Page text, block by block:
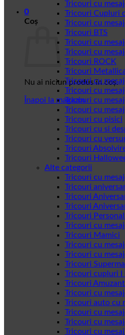
0
Coș
Nu ai niciun produs în coș.
Înapoi la magazin
Tricouri cu
Tricouri Cupluri
Tricouri cu
Tricouri BTS
Tricouri cu
Tricouri cu
Tricouri ROCK
Tricouri
Tricouri cu
Tricouri cu
Tricouri cu
Tricouri cu
Tricouri cu pisici
Tricouri cu si
Tricouri cu
Tricouri
Tricouri
Alte categorii
Tricouri cu
Tricouri
Tricouri
Tricouri
Tricouri
Tricouri cu
Tricouri Mamici
Tricouri cu
Tricouri cu
Tricouri
Tricouri cupluri I
Tricouri
Tricouri cu
Tricouri auto cu
Tricouri cu
Tricouri cu
Tricouri cu